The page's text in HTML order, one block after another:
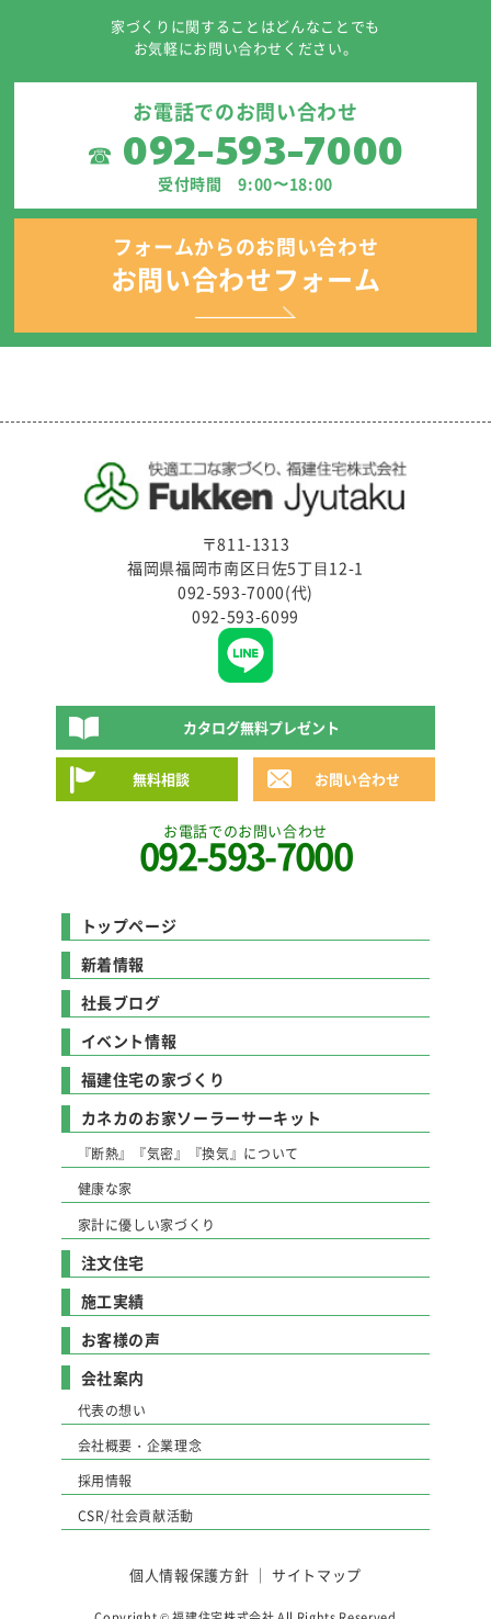
家づくりに関することはどんなことでも
お気軽にお問い合わせください。
お電話でのお問い合わせ
☎ 092-593-7000
受付時間 9:00〜18:00
フォームからのお問い合わせ
お問い合わせフォーム
〒811-1313
福岡県福岡市南区⽇佐5丁⽬12-1
092-593-7000(代)
092-593-6099
カタログ無料プレゼント
無料相談 お問い合わせ
お電話でのお問い合わせ
092-593-7000
トップページ
新着情報
社長ブログ
イベント情報
福建住宅の家づくり
カネカのお家ソーラーサーキット
『断熱』『気密』『換気』について
健康な家
家計に優しい家づくり
注文住宅
施工実績
お客様の声
会社案内
代表の想い
会社概要・企業理念
採用情報
CSR/社会貢献活動
個人情報保護方針 ｜サイトマップ